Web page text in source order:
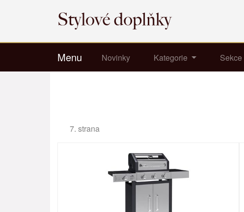
Menu Novinky Kategorie Sekce
7. strana